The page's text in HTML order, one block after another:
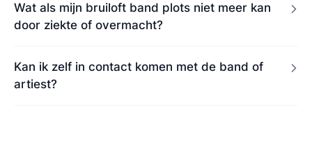
Wat als mijn bruiloft band plots niet meer kan
door ziekte of overmacht?
Kan ik zelf in contact komen met de band of
artiest?